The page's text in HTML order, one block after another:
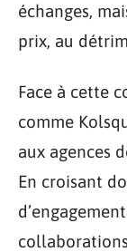
échanges,
prix, au
Face à cette
comme
aux agences
En croisant